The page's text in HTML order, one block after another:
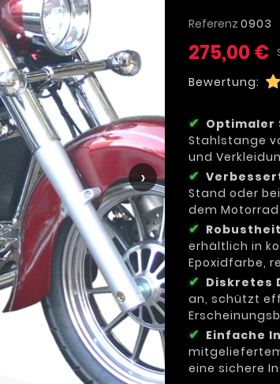
›
Referenz 0903
275,00 €
Bewertung:
Optimaler
Stahlstange
und
Stand oder
dem
erhältlich in
Epoxidfarbe,
Diskretes
an, schützt
Einfache
eine sichere